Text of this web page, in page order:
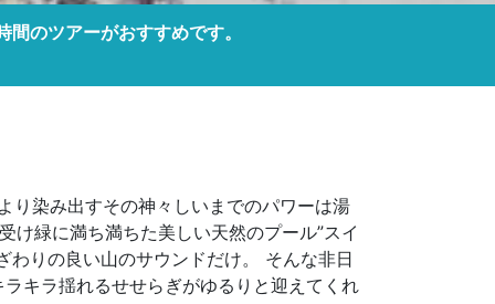
のツアーがおすすめです。
り染み出すその神々しいまでのパワーは湯
緑に満ち満ちた美しい天然のプール”スイ
わりの良い山のサウンドだけ。 そんな非日
キラ揺れるせせらぎがゆるりと迎えてくれ